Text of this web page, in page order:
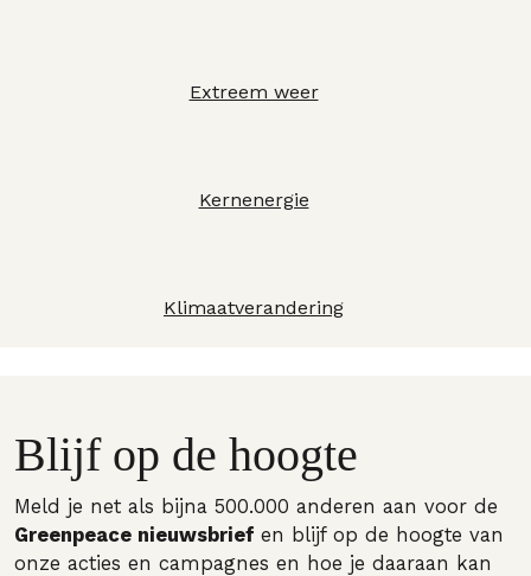
Extreem weer
Kernenergie
Klimaatverandering
Blijf op de hoogte
Meld je net als bijna 500.000 anderen aan voor de
Greenpeace nieuwsbrief en blijf op de hoogte van
onze acties en campagnes en hoe je daaraan kan